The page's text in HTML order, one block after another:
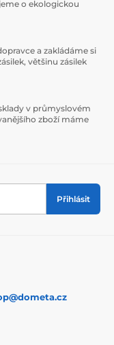
o ekologickou
a zakládáme si
většinu zásilek
v průmyslovém
zboží máme
Přihlásit